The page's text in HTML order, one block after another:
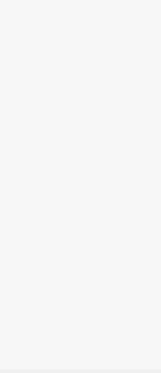
Materiais
Divulgue sua
elaborado de
a qualidade